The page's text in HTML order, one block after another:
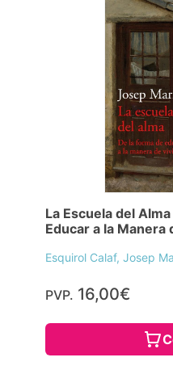
La Escuela del
Educar a la Manera
Esquirol Calaf, Josep
PVP. 16,00€